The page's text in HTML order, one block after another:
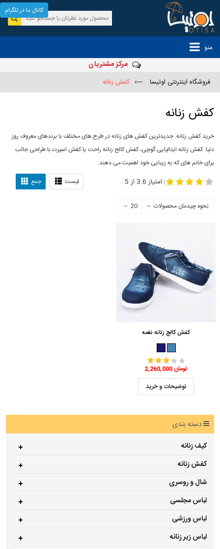
منو
مرکز مشتریان
فروشگاه اینترنتی اوتیسا —› کفش زنانه
کفش زنانه
خرید کفش زنانه. جدیدترین کفش های زنانه در طرح های مختلف با برندهای معروف روز
دنیا. کفش زنانه ایتالیایی گوچی، کفش کالج زنانه راحت یا کفش اسپرت با طراحی جالب
برای خانم های که به زیبایی خود اهمیت می دهند.
لیست جمع | امتیاز 3.6 از 5
نحوه چیدمان محصولات 20
کفش کالج زنانه نغمه
2,260,000 تومان
توضیحات و خرید
دسته بندی
کیف زنانه
کفش زنانه
شال و روسری
لباس مجلسی
لباس ورزشی
لباس زیر زنانه
کانال ما در تلگرام